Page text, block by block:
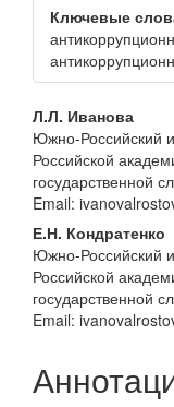
Ключевые
Основное
статьи
Л.Л. Иванова
Южно-Российский
Российской
государственной
Email:
Е.Н. Кондратенко
Южно-Российский
Российской
государственной
Email: